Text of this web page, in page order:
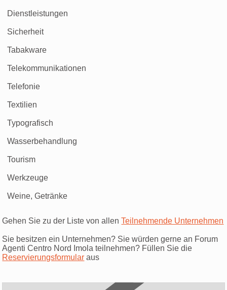
Dienstleistungen
Sicherheit
Tabakware
Telekommunikationen
Telefonie
Textilien
Typografisch
Wasserbehandlung
Tourism
Werkzeuge
Weine, Getränke
Gehen Sie zu der Liste von allenTeilnehmende Unternehmen
Sie besitzen ein Unternehmen? Sie würden gerne an Forum
Agenti Centro Nord Imola teilnehmen? Füllen Sie die
Reservierungsformular aus